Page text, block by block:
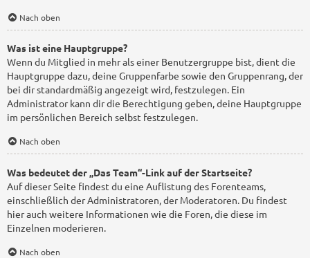
Nach oben
Was ist eine Hauptgruppe?
Wenn du Mitglied in mehr als einer Benutzergruppe bist, dient die
Hauptgruppe dazu, deine Gruppenfarbe sowie den Gruppenrang, der
bei dir standardmäßig angezeigt wird, festzulegen. Ein
Administrator kann dir die Berechtigung geben, deine Hauptgruppe
im persönlichen Bereich selbst festzulegen.
Nach oben
Was bedeutet der „Das Team“-Link auf der Startseite?
Auf dieser Seite findest du eine Auflistung des Forenteams,
einschließlich der Administratoren, der Moderatoren. Du findest
hier auch weitere Informationen wie die Foren, die diese im
Einzelnen moderieren.
Nach oben